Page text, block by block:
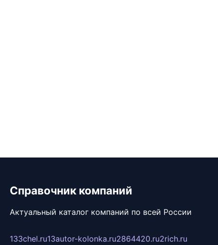
Справочник компаний
Актуальный каталог компаний по всей России
133chel.ru13autor-kolonka.ru2864420.ru2rich.ru